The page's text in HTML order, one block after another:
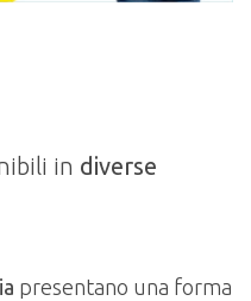
in diverse
presentano una forma